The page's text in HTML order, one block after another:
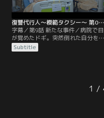
復讐代行人～模範タクシー～ 第09話／字幕
字幕／第9話 新たな事件／病院で目
が覚めたドギ。突然倒れた自分をハ
ナが病院に運んでくれたとソンチョ
ルから聞かされる。一方、謎の模範
Subtitle
1